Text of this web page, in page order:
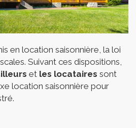
en location saisonnière, la loi
Suivant ces dispositions,
et les locataires sont
location saisonnière pour